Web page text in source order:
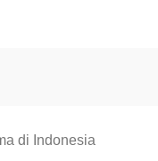
di Indonesia